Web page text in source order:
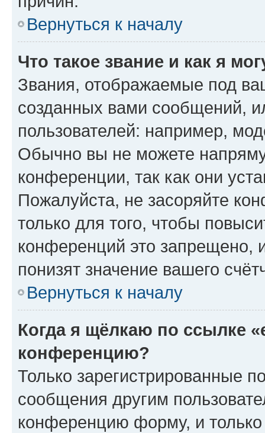
Вернуться к началу
Что такое звание и как я
Звания, отображаемые под
созданных вами сообщений,
пользователей: например,
Обычно вы не можете
конференции, так как они
Пожалуйста, не засоряйте
только для того, чтобы
конференций это запрещено,
понизят значение вашего
Вернуться к началу
Когда я щёлкаю по ссылке
конференцию?
Только зарегистрированные
сообщения другим
конференцию форму, и